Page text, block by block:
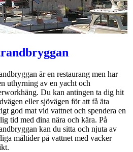
är en restaurang men har
uthyrning av en yacht och
Du kan antingen ta dig hit
eller sjövägen för att få äta
god mat vid vattnet och spendera en
tid med dina nära och kära. På
kan du sitta och njuta av
måltider på vattnet med vacker